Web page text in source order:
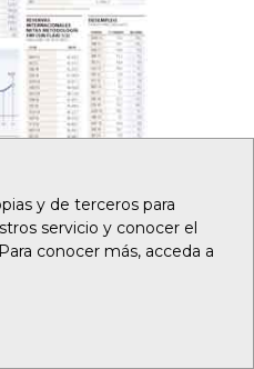
y de terceros para
servicio y conocer el
conocer más, acceda a